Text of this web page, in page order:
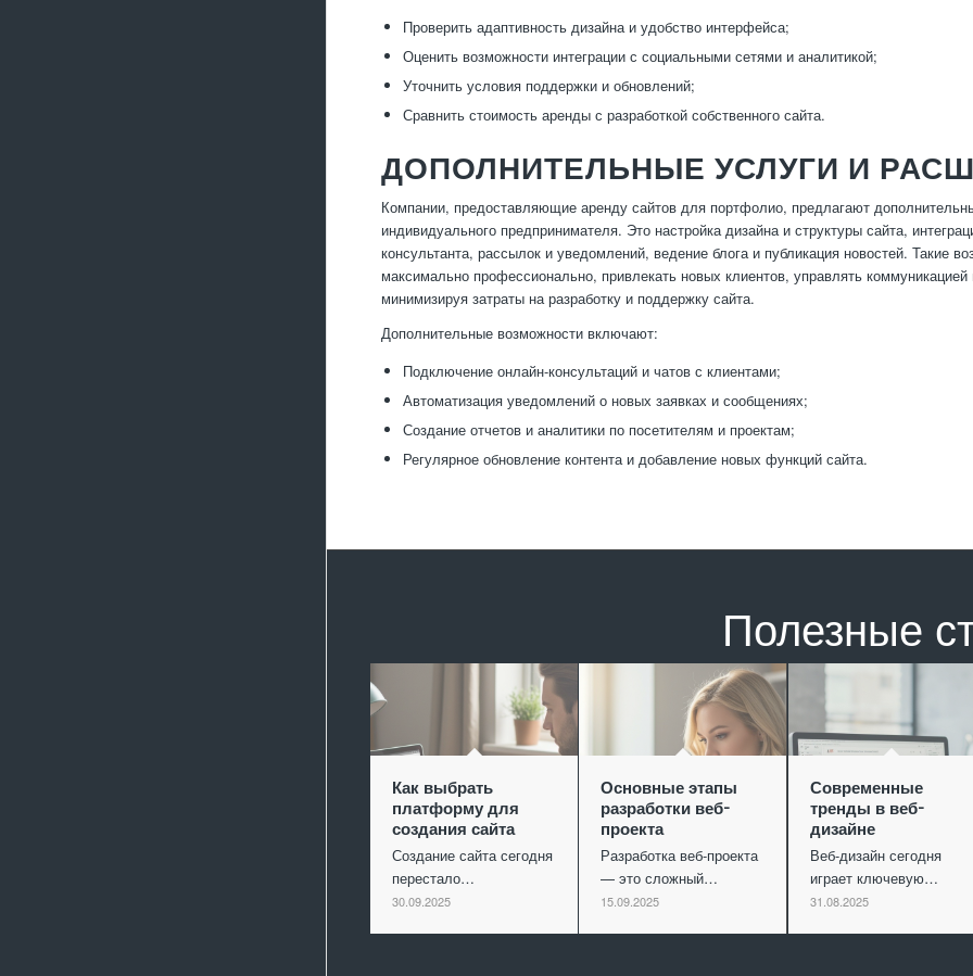
Проверить адаптивность дизайна и удобство интерфейса;
Оценить возможности интеграции с социальными сетями и аналитикой;
Уточнить условия поддержки и обновлений;
Сравнить стоимость аренды с разработкой собственного сайта.
ДОПОЛНИТЕЛЬНЫЕ УСЛУГИ И
Компании, предоставляющие аренду сайтов для портфолио, предлагают
индивидуального предпринимателя. Это настройка дизайна и структуры сайта,
консультанта, рассылок и уведомлений, ведение блога и публикация новостей. Такие
максимально профессионально, привлекать новых клиентов, управлять
минимизируя затраты на разработку и поддержку сайта.
Дополнительные возможности включают:
Подключение онлайн-консультаций и чатов с клиентами;
Автоматизация уведомлений о новых заявках и сообщениях;
Создание отчетов и аналитики по посетителям и проектам;
Регулярное обновление контента и добавление новых функций сайта.
Полезные
Как выбрать
платформу для
создания сайта
Создание сайта сегодня
перестало…
30.09.2025
Основные этапы
разработки веб-
проекта
Разработка веб-проекта
— это сложный…
15.09.2025
Современные
тренды в веб-
дизайне
Веб-дизайн сегодня
играет ключевую…
31.08.2025